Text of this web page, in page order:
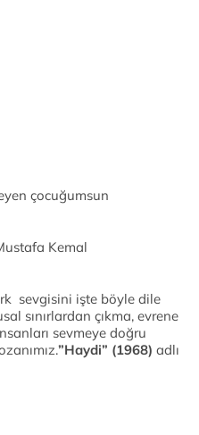
çocuğumsun
Kemal
sevgisini işte böyle dile
sınırlardan çıkma, evrene
sevmeye doğru
”Haydi” (1968) adlı